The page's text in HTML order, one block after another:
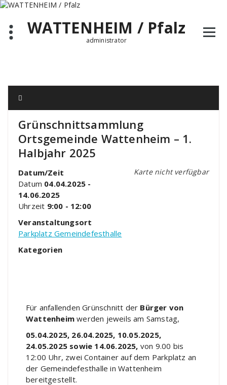
Zum
springenWATTENHEIM / Pfalz
administrator
Grünschnittsammlung
Ortsgemeinde Wattenheim – 1.
Halbjahr 2025
Karte nicht verfügbar
Datum/Zeit
Datum 04.04.2025 -
14.06.2025
Uhrzeit 9:00 - 12:00
Veranstaltungsort
Parkplatz Gemeindefesthalle
Kategorien
Für anfallenden Grünschnitt der Bürger von
Wattenheim werden jeweils am Samstag,
05.04.2025, 26.04.2025, 10.05.2025,
24.05.2025 sowie 14.06.2025, von 9.00 bis
12:00 Uhr, zwei Container auf dem Parkplatz an
der Gemeindefesthalle in Wattenheim
bereitgestellt.